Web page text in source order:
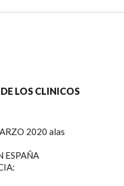
LOS CLINICOS
2020 alas
ESPAÑA